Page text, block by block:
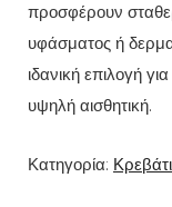
προσφέρουν
υφάσματος ή
ιδανική επιλογή
υψηλή αισθητική.
Κατηγορία: